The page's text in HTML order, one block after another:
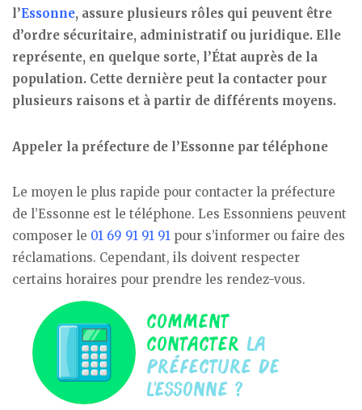
l’Essonne, assure plusieurs rôles qui peuvent être
d’ordre sécuritaire, administratif ou juridique. Elle
représente, en quelque sorte, l’État auprès de la
population. Cette dernière peut la contacter pour
plusieurs raisons et à partir de différents moyens.
Appeler la préfecture de l’Essonne par téléphone
Le moyen le plus rapide pour contacter la préfecture
de l’Essonne est le téléphone. Les Essonniens peuvent
composer le 01 69 91 91 91 pour s’informer ou faire des
réclamations. Cependant, ils doivent respecter
certains horaires pour prendre les rendez-vous.